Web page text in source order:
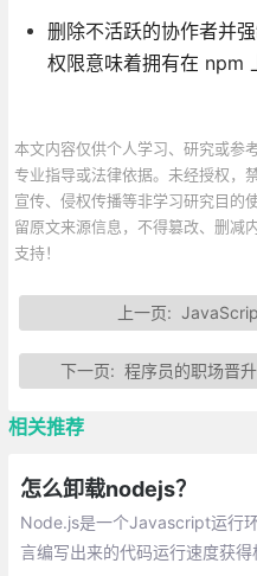
删除不活跃的协作者并
权限意味着拥有在 npm
本文内容仅供个人学习、研究或参
专业指导或法律依据。未经授权，
宣传、侵权传播等非学习研究目的
留原文来源信息，不得篡改、删减
支持！
上一页:
下一页: 程序员的职场晋
相关推荐
怎么卸载nodejs？
Node.js是一个Javascript运行
言编写出来的代码运行速度获